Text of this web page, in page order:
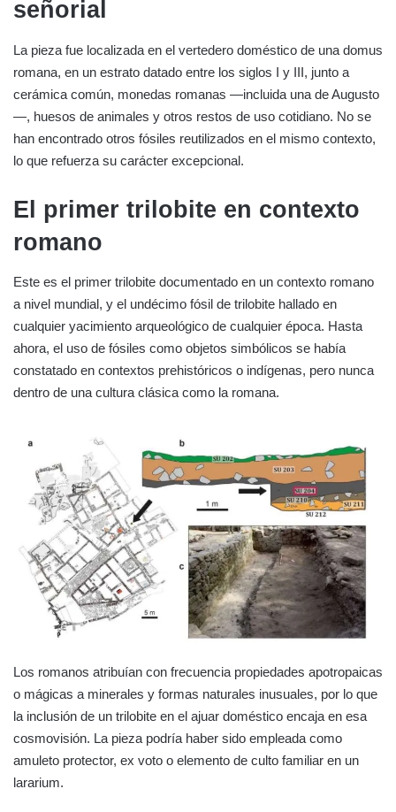
señorial
La pieza fue localizada en el vertedero doméstico de una domus
romana, en un estrato datado entre los siglos I y III, junto a
cerámica común, monedas romanas —incluida una de Augusto
—, huesos de animales y otros restos de uso cotidiano. No se
han encontrado otros fósiles reutilizados en el mismo contexto,
lo que refuerza su carácter excepcional.
El primer trilobite en contexto
romano
Este es el primer trilobite documentado en un contexto romano
a nivel mundial, y el undécimo fósil de trilobite hallado en
cualquier yacimiento arqueológico de cualquier época. Hasta
ahora, el uso de fósiles como objetos simbólicos se había
constatado en contextos prehistóricos o indígenas, pero nunca
dentro de una cultura clásica como la romana.
Los romanos atribuían con frecuencia propiedades apotropaicas
o mágicas a minerales y formas naturales inusuales, por lo que
la inclusión de un trilobite en el ajuar doméstico encaja en esa
cosmovisión. La pieza podría haber sido empleada como
amuleto protector, ex voto o elemento de culto familiar en un
lararium.